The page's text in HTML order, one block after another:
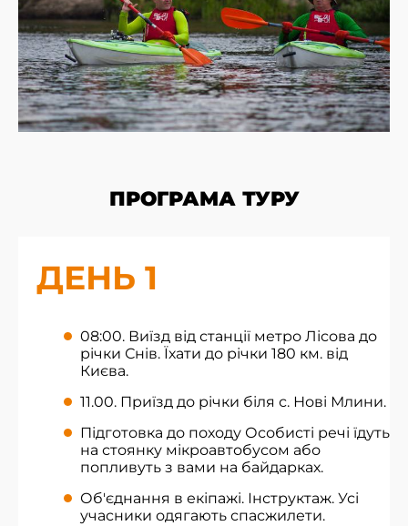
ПРОГРАМА ТУРУ
ДЕНЬ 1
08:00. Виїзд від станції метро Лісова до
річки Снів. Їхати до річки 180 км. від
Києва.
11.00. Приїзд до річки біля с. Нові Млини.
Підготовка до походу Особисті речі їдуть
на стоянку мікроавтобусом або
попливуть з вами на байдарках.
Об'єднання в екіпажі. Інструктаж. Усі
учасники одягають спасжилети.